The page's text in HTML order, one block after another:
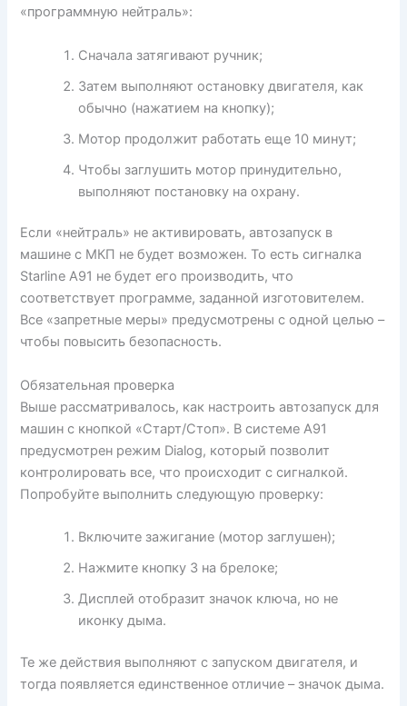
«программную нейтраль»:
Сначала затягивают ручник;
Затем выполняют остановку двигателя, как
обычно (нажатием на кнопку);
Мотор продолжит работать еще 10 минут;
Чтобы заглушить мотор принудительно,
выполняют постановку на охрану.
Если «нейтраль» не активировать, автозапуск в
машине с МКП не будет возможен. То есть сигналка
Starline A91 не будет его производить, что
соответствует программе, заданной изготовителем.
Все «запретные меры» предусмотрены с одной целью –
чтобы повысить безопасность.
Обязательная проверка
Выше рассматривалось, как настроить автозапуск для
машин с кнопкой «Старт/Стоп». В системе А91
предусмотрен режим Dialog, который позволит
контролировать все, что происходит с сигналкой.
Попробуйте выполнить следующую проверку:
Включите зажигание (мотор заглушен);
Нажмите кнопку 3 на брелоке;
Дисплей отобразит значок ключа, но не
иконку дыма.
Те же действия выполняют с запуском двигателя, и
тогда появляется единственное отличие – значок дыма.